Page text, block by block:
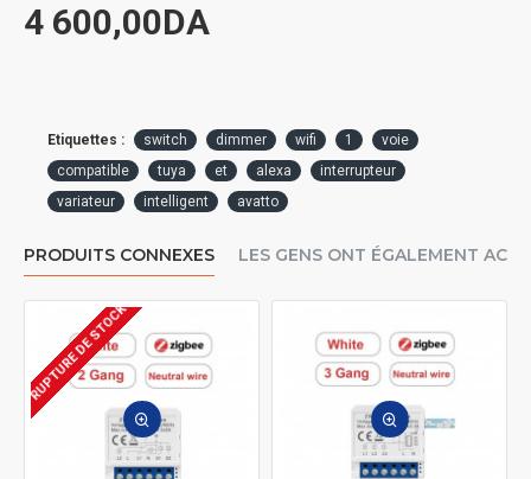
4 600,00DA
Etiquettes : switch dimmer wifi 1
voie
compatible
tuya et alexa
interrupteur
variateur
intelligent avatto
PRODUITS CONNEXES LES GENS ONT ÉGALEMENT
RUPTURE DE STOCK